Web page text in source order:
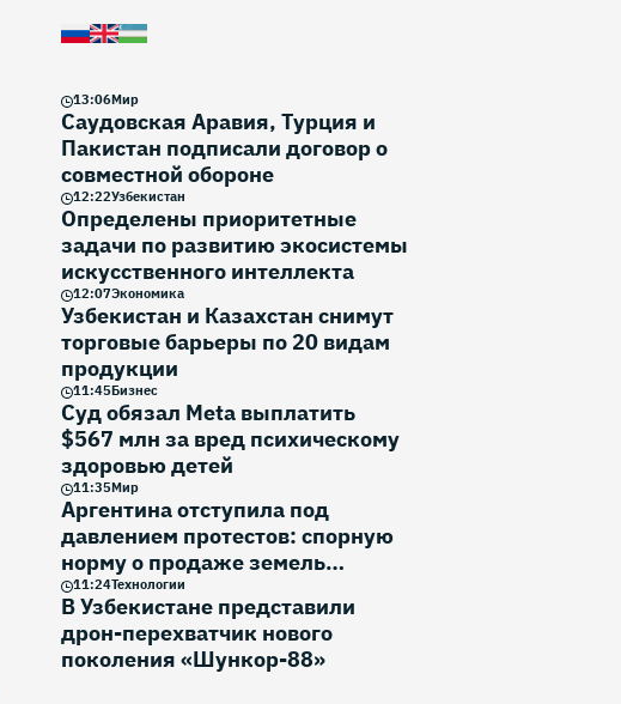
13:06Мир
Саудовская Аравия, Турция и
Пакистан подписали договор о
совместной обороне
12:22Узбекистан
Определены приоритетные
задачи по развитию экосистемы
искусственного интеллекта
12:07Экономика
Узбекистан и Казахстан снимут
торговые барьеры по 20 видам
продукции
11:45Бизнес
Суд обязал Meta выплатить
$567 млн за вред психическому
здоровью детей
11:35Мир
Аргентина отступила под
давлением протестов: спорную
норму о продаже земель
иностранцам исключили
11:24Технологии
В Узбекистане представили
дрон-перехватчик нового
поколения «Шункор-88»